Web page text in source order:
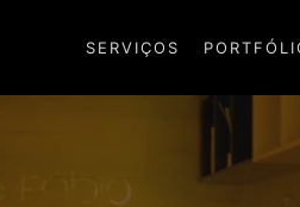
SERVIÇOS